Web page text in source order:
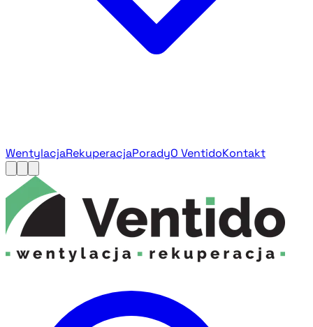
WentylacjaRekuperacjaPoradyO VentidoKontakt